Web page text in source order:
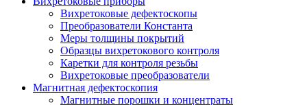
Вихретоковые дефектоскопы
Преобразователи Константа
Меры толщины покрытий
Образцы вихретокового контроля
Каретки для контроля резьбы
Вихретоковые преобразователи
Магнитная дефектоскопия
Магнитные порошки и концентраты